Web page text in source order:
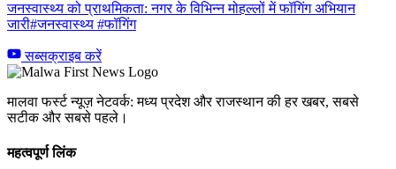
जनस्वास्थ्य को प्राथमिकता: नगर के विभिन्न मोहल्लों में फॉगिंग अभियान
जारी#जनस्वास्थ्य #फॉगिंग
सब्सक्राइब करें
मालवा फर्स्ट न्यूज़ नेटवर्क: मध्य प्रदेश और राजस्थान की हर खबर, सबसे
सटीक और सबसे पहले।
महत्वपूर्ण लिंक